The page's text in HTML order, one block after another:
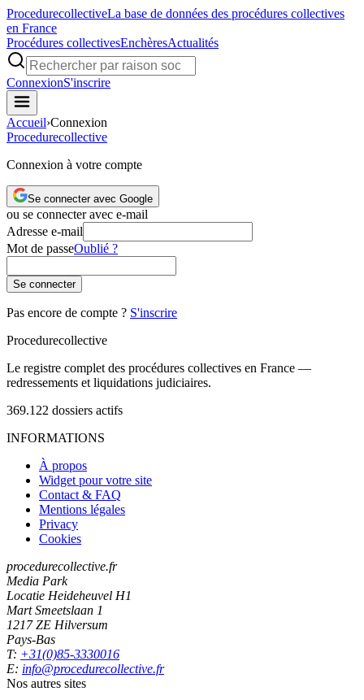
ProcedurecollectiveLa base de données des procédures collectives
en France
Procédures collectivesEnchèresActualités
ConnexionS'inscrire
Accueil›Connexion
Procedurecollective
Connexion à votre compte
Se connecter avec Google
ou se connecter avec e-mail
Adresse e-mail
Mot de passeOublié ?
Se connecter
Pas encore de compte ? S'inscrire
Procedurecollective
Le registre complet des procédures collectives en France —
redressements et liquidations judiciaires.
369.122 dossiers actifs
INFORMATIONS
À propos
Widget pour votre site
Contact & FAQ
Mentions légales
Privacy
Cookies
procedurecollective.fr
Media Park
Locatie Heideheuvel H1
Mart Smeetslaan 1
1217 ZE Hilversum
Pays-Bas
T: +31(0)85-3330016
E: info@procedurecollective.fr
Nos autres sites